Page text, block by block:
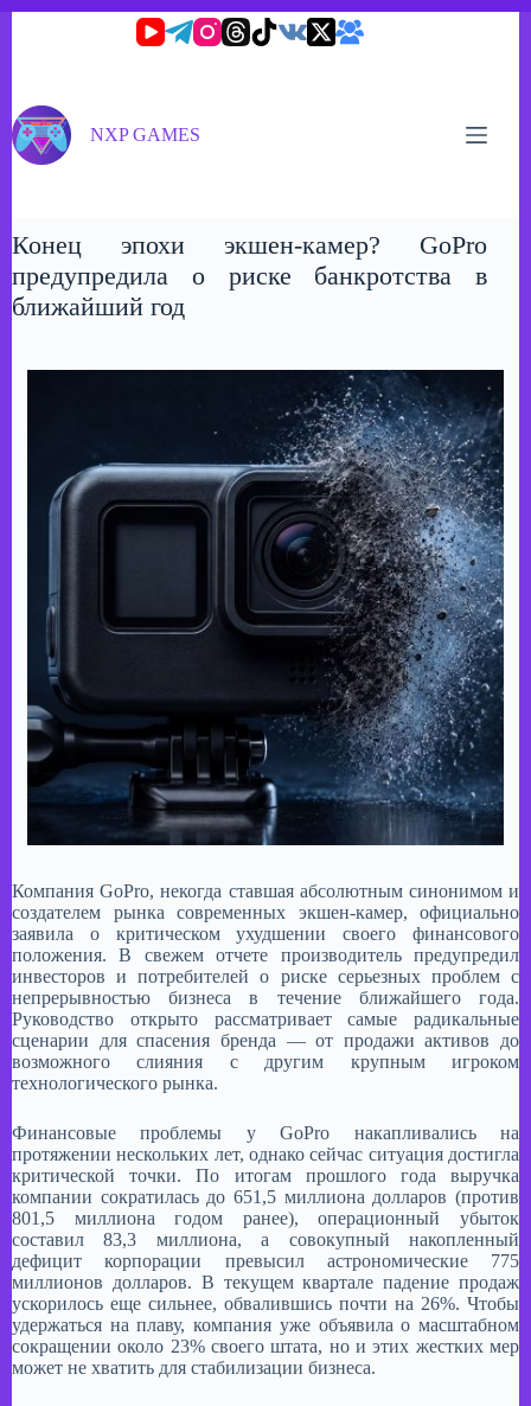
NXP GAMES
Конец эпохи экшен-камер? GoPro
предупредила о риске банкротства в
ближайший год
Компания GoPro, некогда ставшая абсолютным синонимом и
создателем рынка современных экшен-камер, официально
заявила о критическом ухудшении своего финансового
положения. В свежем отчете производитель предупредил
инвесторов и потребителей о риске серьезных проблем с
непрерывностью бизнеса в течение ближайшего года.
Руководство открыто рассматривает самые радикальные
сценарии для спасения бренда — от продажи активов до
возможного слияния с другим крупным игроком
технологического рынка.​
Финансовые проблемы у GoPro накапливались на
протяжении нескольких лет, однако сейчас ситуация достигла
критической точки. По итогам прошлого года выручка
компании сократилась до 651,5 миллиона долларов (против
801,5 миллиона годом ранее), операционный убыток
составил 83,3 миллиона, а совокупный накопленный
дефицит корпорации превысил астрономические 775
миллионов долларов. В текущем квартале падение продаж
ускорилось еще сильнее, обвалившись почти на 26%. Чтобы
удержаться на плаву, компания уже объявила о масштабном
сокращении около 23% своего штата, но и этих жестких мер
может не хватить для стабилизации бизнеса.​